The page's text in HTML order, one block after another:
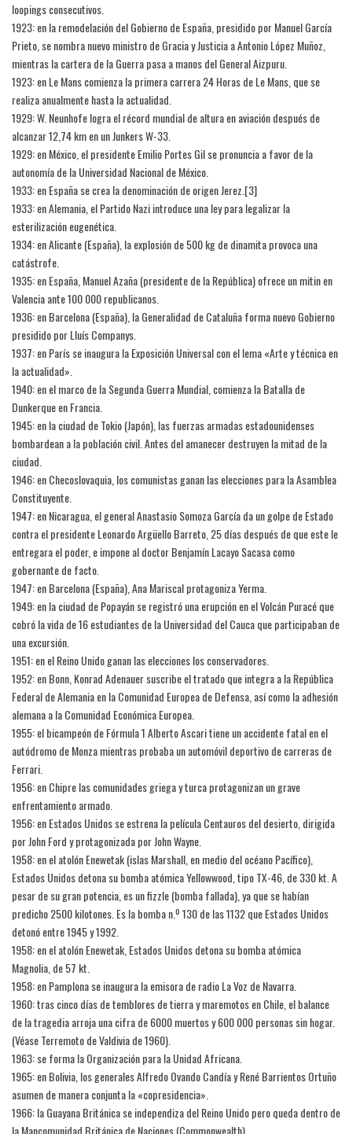
loopings consecutivos.
1923: en la remodelación del Gobierno de España, presidido por Manuel García
Prieto, se nombra nuevo ministro de Gracia y Justicia a Antonio López Muñoz,
mientras la cartera de la Guerra pasa a manos del General Aizpuru.
1923: en Le Mans comienza la primera carrera 24 Horas de Le Mans, que se
realiza anualmente hasta la actualidad.
1929: W. Neunhofe logra el récord mundial de altura en aviación después de
alcanzar 12,74 km en un Junkers W-33.
1929: en México, el presidente Emilio Portes Gil se pronuncia a favor de la
autonomía de la Universidad Nacional de México.
1933: en España se crea la denominación de origen Jerez.[3]​
1933: en Alemania, el Partido Nazi introduce una ley para legalizar la
esterilización eugenética.
1934: en Alicante (España), la explosión de 500 kg de dinamita provoca una
catástrofe.
1935: en España, Manuel Azaña (presidente de la República) ofrece un mitin en
Valencia ante 100 000 republicanos.
1936: en Barcelona (España), la Generalidad de Cataluña forma nuevo Gobierno
presidido por Lluís Companys.
1937: en París se inaugura la Exposición Universal con el lema «Arte y técnica en
la actualidad».
1940: en el marco de la Segunda Guerra Mundial, comienza la Batalla de
Dunkerque en Francia.
1945: en la ciudad de Tokio (Japón), las fuerzas armadas estadounidenses
bombardean a la población civil. Antes del amanecer destruyen la mitad de la
ciudad.
1946: en Checoslovaquia, los comunistas ganan las elecciones para la Asamblea
Constituyente.
1947: en Nicaragua, el general Anastasio Somoza García da un golpe de Estado
contra el presidente Leonardo Argüello Barreto, 25 días después de que este le
entregara el poder, e impone al doctor Benjamín Lacayo Sacasa como
gobernante de facto.
1947: en Barcelona (España), Ana Mariscal protagoniza Yerma.
1949: en la ciudad de Popayán se registró una erupción en el Volcán Puracé que
cobró la vida de 16 estudiantes de la Universidad del Cauca que participaban de
una excursión.
1951: en el Reino Unido ganan las elecciones los conservadores.
1952: en Bonn, Konrad Adenauer suscribe el tratado que integra a la República
Federal de Alemania en la Comunidad Europea de Defensa, así como la adhesión
alemana a la Comunidad Económica Europea.
1955: el bicampeón de Fórmula 1 Alberto Ascari tiene un accidente fatal en el
autódromo de Monza mientras probaba un automóvil deportivo de carreras de
Ferrari.
1956: en Chipre las comunidades griega y turca protagonizan un grave
enfrentamiento armado.
1956: en Estados Unidos se estrena la película Centauros del desierto, dirigida
por John Ford y protagonizada por John Wayne.
1958: en el atolón Enewetak (islas Marshall, en medio del océano Pacífico),
Estados Unidos detona su bomba atómica Yellowwood, tipo TX-46, de 330 kt. A
pesar de su gran potencia, es un fizzle (bomba fallada), ya que se habían
predicho 2500 kilotones. Es la bomba n.º 130 de las 1132 que Estados Unidos
detonó entre 1945 y 1992.
1958: en el atolón Enewetak, Estados Unidos detona su bomba atómica
Magnolia, de 57 kt.
1958: en Pamplona se inaugura la emisora de radio La Voz de Navarra.
1960: tras cinco días de temblores de tierra y maremotos en Chile, el balance
de la tragedia arroja una cifra de 6000 muertos y 600 000 personas sin hogar.
(Véase Terremoto de Valdivia de 1960).
1963: se forma la Organización para la Unidad Africana.
1965: en Bolivia, los generales Alfredo Ovando Candía y René Barrientos Ortuño
asumen de manera conjunta la «copresidencia».
1966: la Guayana Británica se independiza del Reino Unido pero queda dentro de
la Mancomunidad Británica de Naciones (Commonwealth).